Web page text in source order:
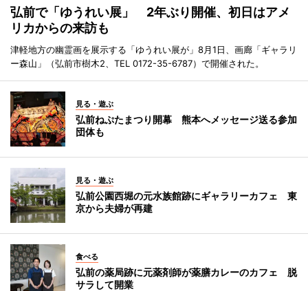
弘前で「ゆうれい展」 2年ぶり開催、初日はアメ
リカからの来訪も
津軽地方の幽霊画を展示する「ゆうれい展が」8月1日、画廊「ギャラリ
ー森山」（弘前市樹木2、TEL 0172-35-6787）で開催された。
見る・遊ぶ
弘前ねぷたまつり開幕 熊本へメッセージ送る参加
団体も
見る・遊ぶ
弘前公園西堀の元水族館跡にギャラリーカフェ 東
京から夫婦が再建
食べる
弘前の薬局跡に元薬剤師が薬膳カレーのカフェ 脱
サラして開業